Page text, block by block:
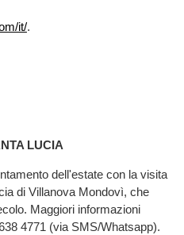
it/.
LUCIA
dell'estate con la visita
di Villanova Mondovì, che
Maggiori informazioni
4771 (via SMS/Whatsapp).